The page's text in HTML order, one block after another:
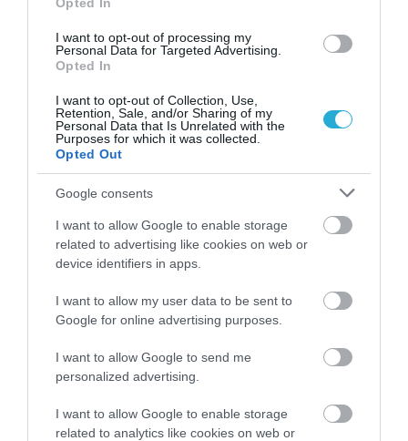
I want to opt-out of processing my
Personal Data for Targeted Advertising.
Opted In
I want to opt-out of Collection, Use,
Retention, Sale, and/or Sharing of my
Personal Data that Is Unrelated with the
Purposes for which it was collected.
Opted Out
Google consents
I want to allow Google to enable storage
related to advertising like cookies on web or
device identifiers in apps.
I want to allow my user data to be sent to
Google for online advertising purposes.
I want to allow Google to send me
personalized advertising.
I want to allow Google to enable storage
related to analytics like cookies on web or
8+1 απλές κινήσεις για περισσότερη
ενέργεια από το πρωί
31.07.2026 15:11
Το σημάδι στο πόδι που μπορεί να κρύβει
θρόμβωση